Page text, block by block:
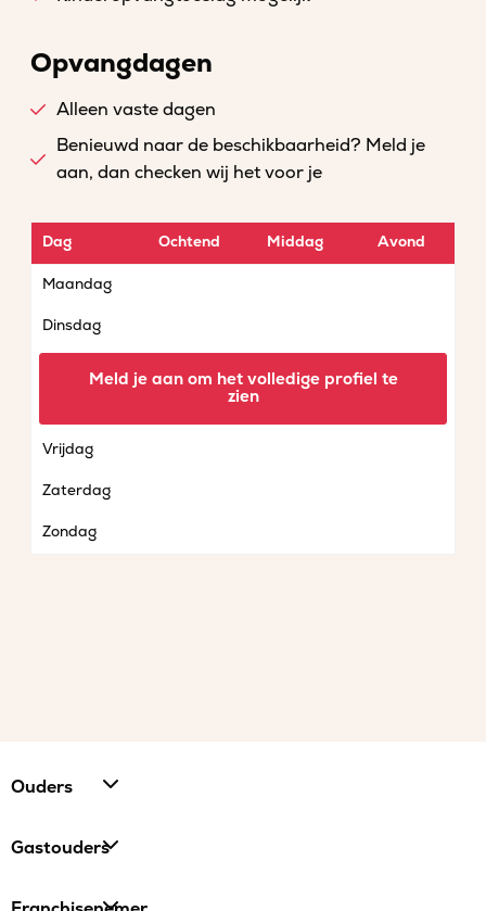
Opvangdagen
Alleen vaste dagen
Benieuwd naar de beschikbaarheid? Meld je
aan, dan checken wij het voor je
Dag Ochtend Middag Avond
Maandag
Dinsdag
Vrijdag
Zaterdag
Zondag
Meld je aan om het volledige profiel te
zien
Ouders
Gastouders